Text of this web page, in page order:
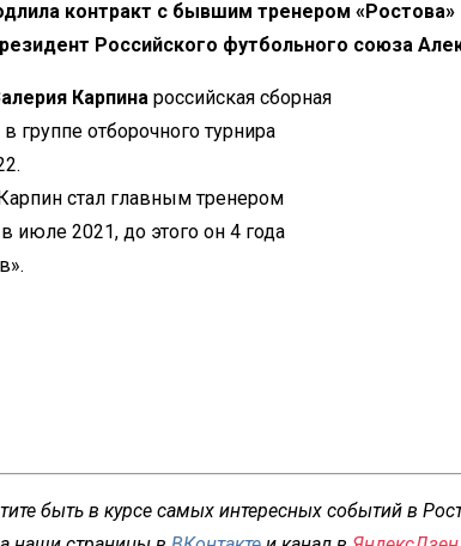
контракт с бывшим тренером « Ростова»
Российского футбольного союза
Карпина российская сборная
в группе отборочного турнира
стал главным тренером
июле 2021, до этого он 4 года
».
быть в курсе самых интересных событий в